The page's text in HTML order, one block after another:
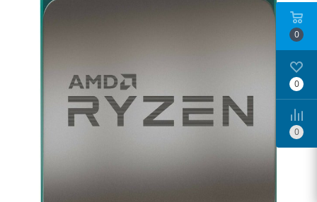
0
0
0